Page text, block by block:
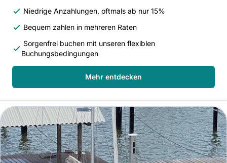
Niedrige Anzahlungen, oftmals ab nur 15%
Bequem zahlen in mehreren Raten
Sorgenfrei buchen mit unseren flexiblen
Buchungsbedingungen
Mehr entdecken